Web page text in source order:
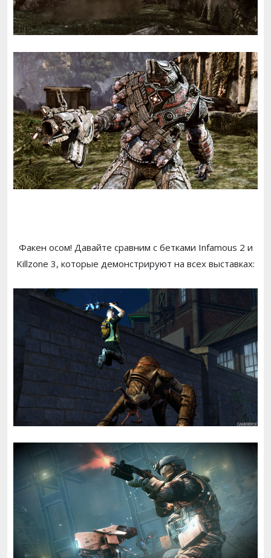
Факен осом! Давайте сравним с бетками Infamous 2 и
Killzone 3, которые демонстрируют на всех выставках: